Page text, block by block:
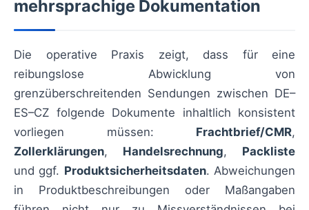
mehrsprachige Dokumentation
Die operative Praxis zeigt, dass für eine
reibungslose Abwicklung von
grenzüberschreitenden Sendungen zwischen DE–
ES–CZ folgende Dokumente inhaltlich konsistent
vorliegen müssen: Frachtbrief/CMR,
Zollerklärungen, Handelsrechnung, Packliste
und ggf. Produktsicherheitsdaten. Abweichungen
in Produktbeschreibungen oder Maßangaben